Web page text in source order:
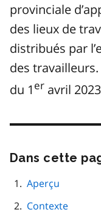
provinciale
des lieux de
distribués par
des travailleurs.
du 1 er avril
Dans cette
Aperçu
Contexte